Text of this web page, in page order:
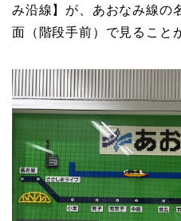
み沿線】が、あおなみ線の
面（階段手前）で見ること